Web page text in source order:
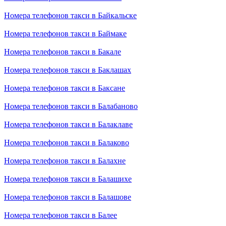
Номера телефонов такси в Байкальске
Номера телефонов такси в Баймаке
Номера телефонов такси в Бакале
Номера телефонов такси в Баклашах
Номера телефонов такси в Баксане
Номера телефонов такси в Балабаново
Номера телефонов такси в Балаклаве
Номера телефонов такси в Балаково
Номера телефонов такси в Балахне
Номера телефонов такси в Балашихе
Номера телефонов такси в Балашове
Номера телефонов такси в Балее